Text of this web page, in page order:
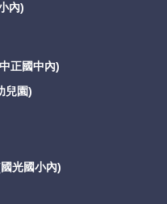
內)
正國中內)
兒園)
光國小內)